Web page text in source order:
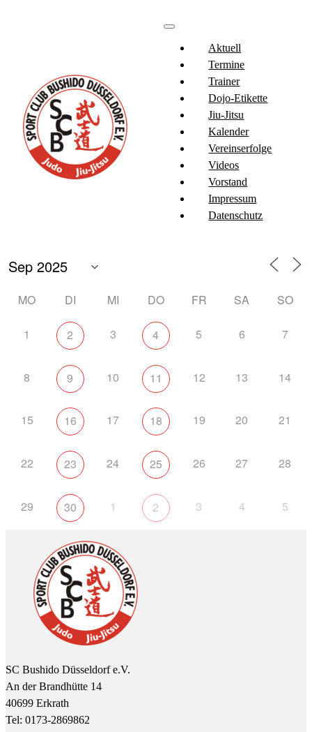
Aktuell
Termine
Trainer
Dojo-Etikette
Jiu-Jitsu
Kalender
Vereinserfolge
Videos
Vorstand
Impressum
Datenschutz
MO DI MI DO FR SA SO
1 2 3 4 5 6 7
8 9 10 11 12 13 14
15 16 17 18 19 20 21
22 23 24 25 26 27 28
29 30 1 2 3 4 5
SC Bushido Düsseldorf e.V.
An der Brandhütte 14
40699 Erkrath
Tel: 0173-2869862